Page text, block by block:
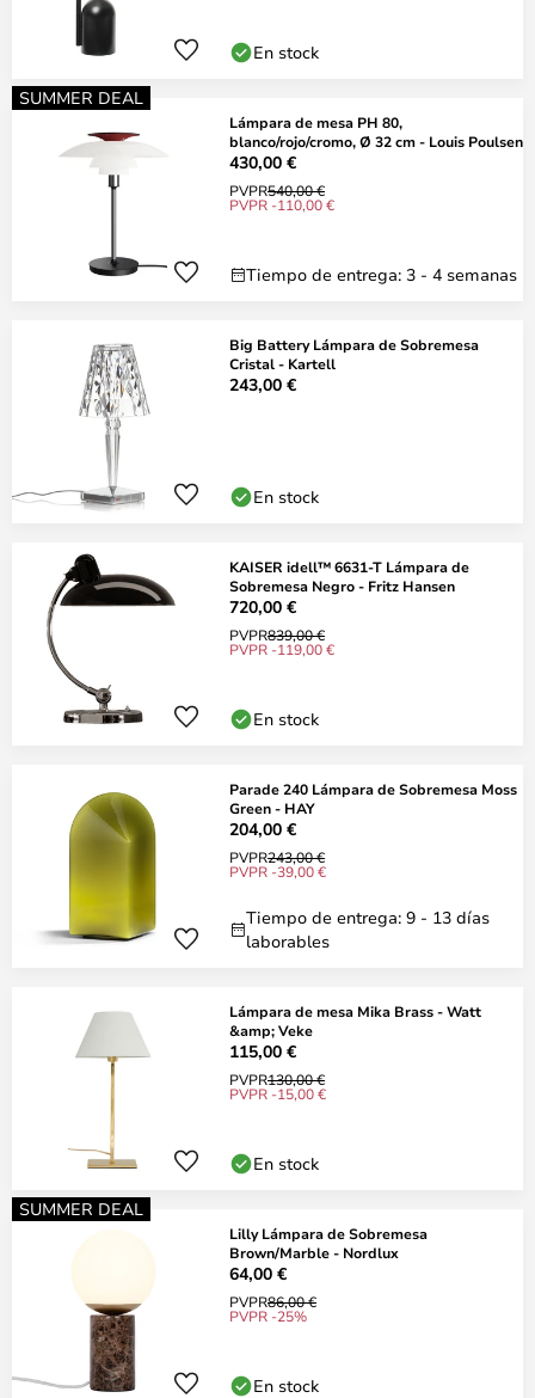
En stock
SUMMER DEAL
Lámpara de mesa PH 80,
blanco/rojo/cromo, Ø 32 cm - Louis Poulsen
430,00 €
PVPR540,00 €
PVPR -110,00 €
Tiempo de entrega: 3 - 4 semanas
Big Battery Lámpara de Sobremesa
Cristal - Kartell
243,00 €
En stock
KAISER idell™ 6631-T Lámpara de
Sobremesa Negro - Fritz Hansen
720,00 €
PVPR839,00 €
PVPR -119,00 €
En stock
Parade 240 Lámpara de Sobremesa Moss
Green - HAY
204,00 €
PVPR243,00 €
PVPR -39,00 €
Tiempo de entrega: 9 - 13 días
laborables
Lámpara de mesa Mika Brass - Watt
&amp; Veke
115,00 €
PVPR130,00 €
PVPR -15,00 €
En stock
SUMMER DEAL
Lilly Lámpara de Sobremesa
Brown/Marble - Nordlux
64,00 €
PVPR86,00 €
PVPR -25%
En stock